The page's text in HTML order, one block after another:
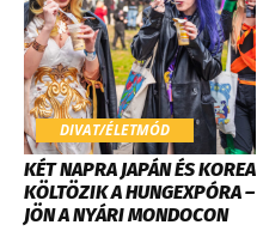
DIVAT/ÉLETMÓD
KÉT NAPRA JAPÁN ÉS KOREA
KÖLTÖZIK A HUNGEXPÓRA –
JÖN A NYÁRI MONDOCON